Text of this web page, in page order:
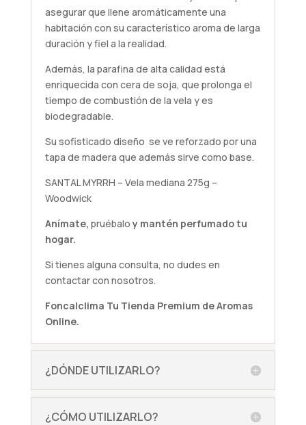
asegurar que llene aromáticamente una
habitación con su característico aroma de larga
duración y fiel a la realidad.
Además, la parafina de alta calidad está
enriquecida con cera de soja, que prolonga el
tiempo de combustión de la vela y es
biodegradable.
Su sofisticado diseño se ve reforzado por una
tapa de madera que además sirve como base.
SANTAL MYRRH – Vela mediana 275g –
Woodwick
Anímate, pruébalo y mantén perfumado tu
hogar.
Si tienes alguna consulta, no dudes en
contactar con nosotros.
Foncalclima Tu Tienda Premium de Aromas
Online.
¿DÓNDE UTILIZARLO?
¿CÓMO UTILIZARLO?